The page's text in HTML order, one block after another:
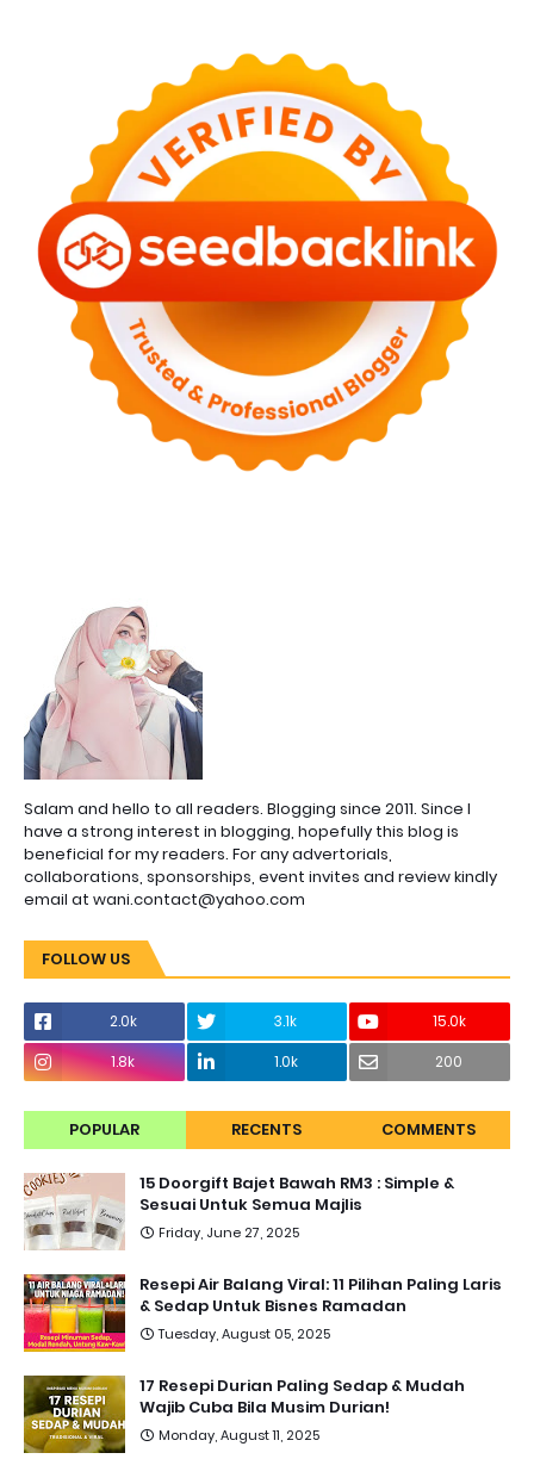
Salam and hello to all readers. Blogging since 2011. Since I
have a strong interest in blogging, hopefully this blog is
beneficial for my readers. For any advertorials,
collaborations, sponsorships, event invites and review kindly
email at wani.contact@yahoo.com
FOLLOW US
2.0k 3.1k
15.0k
1.8k
1.0k 200
POPULAR RECENTS COMMENTS
15 Doorgift Bajet Bawah RM3 : Simple &
Sesuai Untuk Semua Majlis
Friday, June 27, 2025
Resepi Air Balang Viral: 11 Pilihan Paling Laris
& Sedap Untuk Bisnes Ramadan
Tuesday, August 05, 2025
17 Resepi Durian Paling Sedap & Mudah
Wajib Cuba Bila Musim Durian!
Monday, August 11, 2025